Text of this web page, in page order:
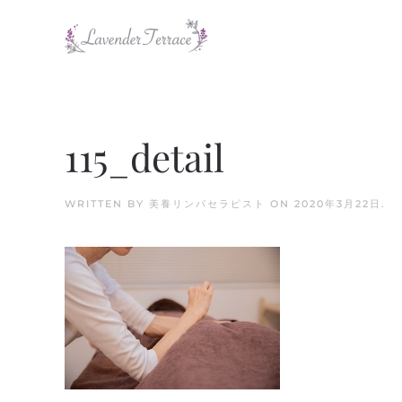
Skip to main content
115_detail
WRITTEN BY 美養リンパセラピスト ON 2020年3月22日 .